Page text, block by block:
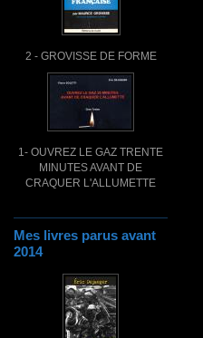
2 - GROVISSE DE FORME
1- OUVREZ LE GAZ TRENTE
MINUTES AVANT DE
CRAQUER L'ALLUMETTE
Mes livres parus avant
2014